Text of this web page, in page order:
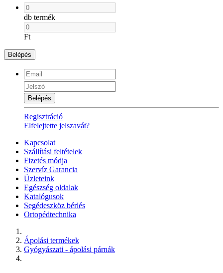
db termék
Ft
Belépés
Belépés
Regisztráció
Elfelejtette jelszavát?
Kapcsolat
Szállítási feltételek
Fizetés módja
Szervíz Garancia
Üzleteink
Egészség oldalak
Katalógusok
Segédeszköz bérlés
Ortopédtechnika
Ápolási termékek
Gyógyászati - ápolási párnák